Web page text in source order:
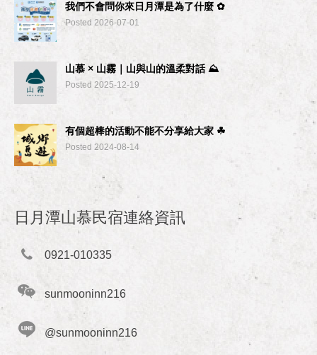
我們不會問你來日月潭是為了什麼 ✿
Posted 2026-07-01
山慕 × 山霧｜山與山的溫柔對話 ⛰︎
Posted 2025-12-19
有個超棒的活動不能不分享給大家 ☘︎
Posted 2024-08-14
日月潭山慕民宿連絡資訊
0921-010335
sunmooninn216
@sunmooninn216